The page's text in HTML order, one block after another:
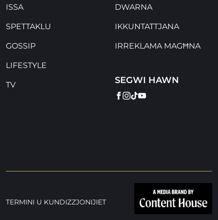
ISSA
SPETTAKLU
GOSSIP
LIFESTYLE
TV
DWARNA
IKKUNTATTJANA
IRREKLAMA MAGĦNA
SEGWI HAWN
FACEBOOK
INSTAGRAM
TIKTOK
YOUTUBE
TERMINI U KUNDIZZJONIJIET